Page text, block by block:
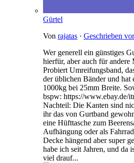
Gürtel
Von rajatas · Geschrieben
Wer generell ein günstiges
hierfür, aber auch für
Probiert Umreifungsband,
der üblichen Bänder und hat
1000kg bei 25mm Breite.
bspw: https://www.ebay.de/
Nachteil: Die Kanten sind
ihr das von Gurtband
eine Hüfttasche zum
Aufhängung oder als
Decke hängend aber super
habe ich seit Jahren, und da
viel drauf...